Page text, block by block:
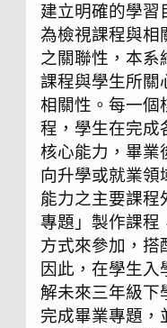
建立明確的學習
為檢視課程與相
之關聯性，本系
課程與學生所關
相關性。每一個
程，學生在完成
核心能力，畢業
向升學或就業領
能力之主要課程
專題」製作課程
方式來參加，搭
因此，在學生入
解未來三年級下
完成畢業專題，